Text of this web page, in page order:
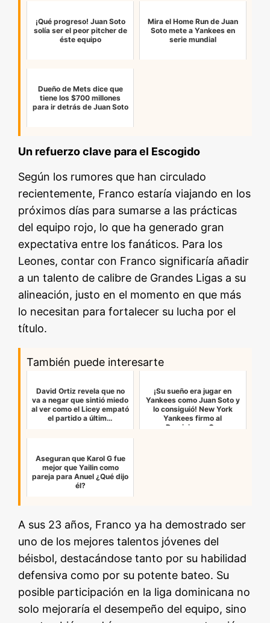
¡Qué progreso! Juan Soto
solía ser el peor pitcher de
éste equipo
Mira el Home Run de Juan
Soto mete a Yankees en
serie mundial
Dueño de Mets dice que
tiene los $700 millones
para ir detrás de Juan Soto
Un refuerzo clave para el Escogido
Según los rumores que han circulado
recientemente, Franco estaría viajando en los
próximos días para sumarse a las prácticas
del equipo rojo, lo que ha generado gran
expectativa entre los fanáticos. Para los
Leones, contar con Franco significaría añadir
a un talento de calibre de Grandes Ligas a su
alineación, justo en el momento en que más
lo necesitan para fortalecer su lucha por el
título.
También puede interesarte
David Ortiz revela que no
va a negar que sintió miedo
al ver como el Licey empató
el partido a últim…
¡Su sueño era jugar en
Yankees como Juan Soto y
lo consiguió! New York
Yankees firmo al
Dominicano C…
Aseguran que Karol G fue
mejor que Yailin como
pareja para Anuel ¿Qué dijo
él?
A sus 23 años, Franco ya ha demostrado ser
uno de los mejores talentos jóvenes del
béisbol, destacándose tanto por su habilidad
defensiva como por su potente bateo. Su
posible participación en la liga dominicana no
solo mejoraría el desempeño del equipo, sino